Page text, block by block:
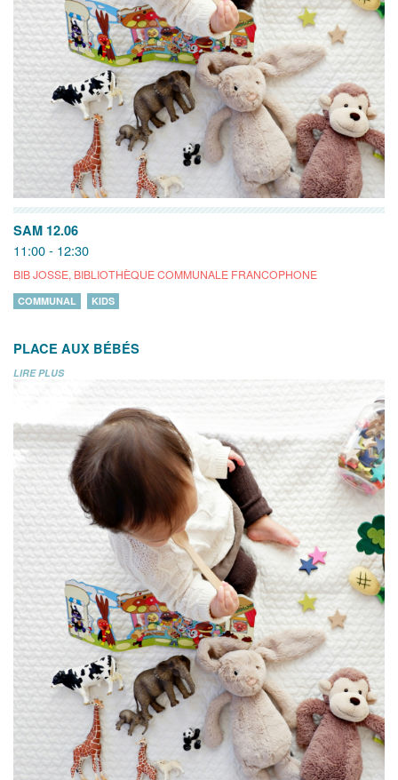
SAM 12.06
11:00 - 12:30
BIB JOSSE, BIBLIOTHÈQUE COMMUNALE FRANCOPHONE
COMMUNAL KIDS
PLACE AUX BÉBÉS
LIRE PLUS